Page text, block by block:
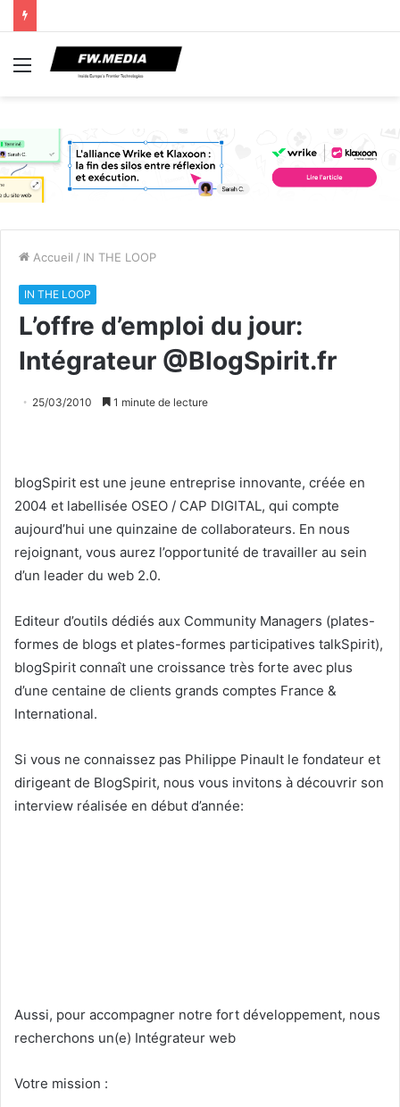
Menu
Accueil / IN THE LOOP
IN THE LOOP
L’offre d’emploi du jour:
Intégrateur @BlogSpirit.fr
25/03/2010 1 minute de lecture
blogSpirit est une jeune entreprise innovante, créée en
2004 et labellisée OSEO / CAP DIGITAL, qui compte
aujourd’hui une quinzaine de collaborateurs. En nous
rejoignant, vous aurez l’opportunité de travailler au sein
d’un leader du web 2.0.
Editeur d’outils dédiés aux Community Managers (plates-
formes de blogs et plates-formes participatives talkSpirit),
blogSpirit connaît une croissance très forte avec plus
d’une centaine de clients grands comptes France &
International.
Si vous ne connaissez pas Philippe Pinault le fondateur et
dirigeant de BlogSpirit, nous vous invitons à découvrir son
interview réalisée en début d’année:
Aussi, pour accompagner notre fort développement, nous
recherchons un(e) Intégrateur web
Votre mission :